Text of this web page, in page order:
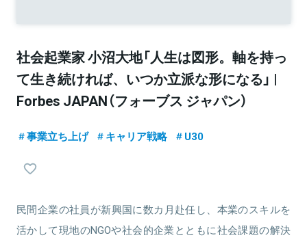
社会起業家 小沼大地「人生は図形。軸を持っ
て生き続ければ、いつか立派な形になる」 |
Forbes JAPAN（フォーブス ジャパン）
事業立ち上げ キャリア戦略 U30
民間企業の社員が新興国に数カ月赴任し、本業のスキルを
活かして現地のNGOや社会的企業とともに社会課題の解決